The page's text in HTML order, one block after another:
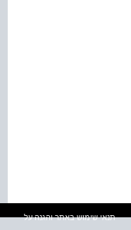
תנאי שימוש באתר והגנה על